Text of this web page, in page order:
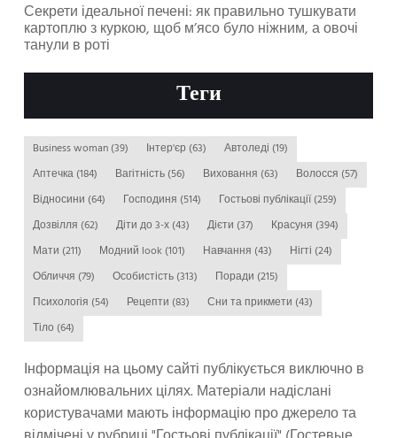
Секрети ідеальної печені: як правильно тушкувати
картоплю з куркою, щоб м’ясо було ніжним, а овочі
танули в роті
Теги
Business woman (39) Інтер'єр (63) Автоледі (19)
Аптечка (184) Вагітність (56) Виховання (63) Волосся (57)
Відносини (64) Господиня (514) Гостьові публікації(259)
Дозвілля (62) Діти до 3-х (43) Дієти (37) Красуня (394)
Мати (211) Модний look (101) Навчання (43) Нігті (24)
Обличчя (79) Особистість (313) Поради (215)
Психологія (54) Рецепти (83) Сни та прикмети (43)
Тіло (64)
Інформація на цьому сайті публікується виключно в
ознайомлювальних цілях. Матеріали надіслані
користувачами мають інформацію про джерело та